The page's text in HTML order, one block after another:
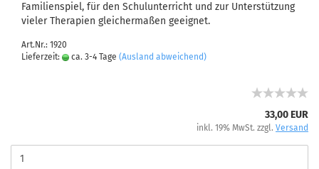
Familienspiel, für den Schulunterricht und zur Unterstützung
vieler Therapien gleichermaßen geeignet.
Art.Nr.: 1920
Lieferzeit:
ca. 3-4 Tage (Ausland abweichend)
33,00 EUR
inkl. 19% MwSt. zzgl. Versand